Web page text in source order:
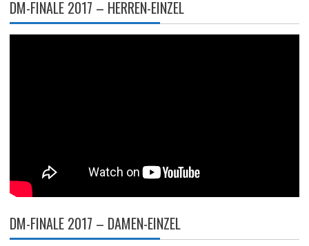
DM-FINALE 2017 – HERREN-EINZEL
DM-FINALE 2017 – DAMEN-EINZEL